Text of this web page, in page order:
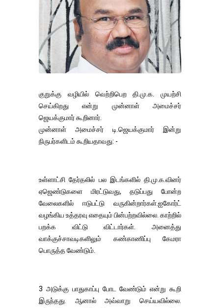
குறுக்கு வழியில் வெற்றிபெற தி.மு.க. முயற்சி
செய்கிறது என்று முன்னாள் அமைச்சர்
ஜெயக்குமார் கூறினார்.
முன்னாள் அமைச்சர் டி.ஜெயக்குமார் இன்று
நிருபர்களிடம் கூறியதாவது: -
உள்ளாட்சி தேர்தலில் பல இடங்களில் தி.மு.க.வினர்
ஏஜெண்டுகளை மிரட்டுவது, தடுப்பது போன்ற
வேலைகளில் ஈடுபட்டு வருகின்றார்கள்.ஐகோர்ட்
வழங்கிய உத்தரவு எதையும் பின்பற்றவில்லை. காற்றில்
பறக்க விட்டு விட்டார்கள். அனைத்து
வாக்குச்சாவடிகளிலும் கண்காணிப்பு கேமரா
பொருத்த வேண்டும்.
3 அடுக்கு பாதுகாப்பு போட வேண்டும் என்று கூறி
இருந்தது. ஆனால் அவ்வாறு செய்யவில்லை.